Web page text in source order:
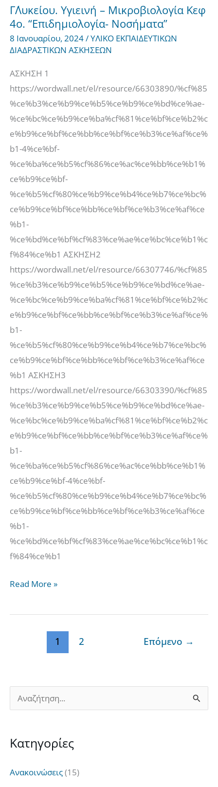
Γ΄Λυκείου. Υγιεινή – Μικροβιολογία Κεφ
4ο. “Επιδημιολογία- Νοσήματα”
8 Ιανουαρίου, 2024/ΥΛΙΚΟ ΕΚΠΑΙΔΕΥΤΙΚΩΝ
ΔΙΑΔΡΑΣΤΙΚΩΝ ΑΣΚΗΣΕΩΝ
ΑΣΚΗΣΗ 1
https://wordwall.net/el/resource/66303890/%cf%85
%ce%b3%ce%b9%ce%b5%ce%b9%ce%bd%ce%ae-
%ce%bc%ce%b9%ce%ba%cf%81%ce%bf%ce%b2%c
e%b9%ce%bf%ce%bb%ce%bf%ce%b3%ce%af%ce%
b1-4%ce%bf-
%ce%ba%ce%b5%cf%86%ce%ac%ce%bb%ce%b1%
ce%b9%ce%bf-
%ce%b5%cf%80%ce%b9%ce%b4%ce%b7%ce%bc%
ce%b9%ce%bf%ce%bb%ce%bf%ce%b3%ce%af%ce
%b1-
%ce%bd%ce%bf%cf%83%ce%ae%ce%bc%ce%b1%c
f%84%ce%b1 ΑΣΚΗΣΗ2
https://wordwall.net/el/resource/66307746/%cf%85
%ce%b3%ce%b9%ce%b5%ce%b9%ce%bd%ce%ae-
%ce%bc%ce%b9%ce%ba%cf%81%ce%bf%ce%b2%c
e%b9%ce%bf%ce%bb%ce%bf%ce%b3%ce%af%ce%
b1-
%ce%b5%cf%80%ce%b9%ce%b4%ce%b7%ce%bc%
ce%b9%ce%bf%ce%bb%ce%bf%ce%b3%ce%af%ce
%b1 ΑΣΚΗΣΗ3
https://wordwall.net/el/resource/66303390/%cf%85
%ce%b3%ce%b9%ce%b5%ce%b9%ce%bd%ce%ae-
%ce%bc%ce%b9%ce%ba%cf%81%ce%bf%ce%b2%c
e%b9%ce%bf%ce%bb%ce%bf%ce%b3%ce%af%ce%
b1-
%ce%ba%ce%b5%cf%86%ce%ac%ce%bb%ce%b1%
ce%b9%ce%bf-4%ce%bf-
%ce%b5%cf%80%ce%b9%ce%b4%ce%b7%ce%bc%
ce%b9%ce%bf%ce%bb%ce%bf%ce%b3%ce%af%ce
%b1-
%ce%bd%ce%bf%cf%83%ce%ae%ce%bc%ce%b1%c
f%84%ce%b1
Γ΄Λυκείου.
Υγιεινή
–
Μικροβιολογία
Κεφ
4ο.
“Επιδημιολογία-
Νοσήματα”
Read More »
1 2 Επόμενο →
ζKατηγορίες
Ανακοινώσεις(15)